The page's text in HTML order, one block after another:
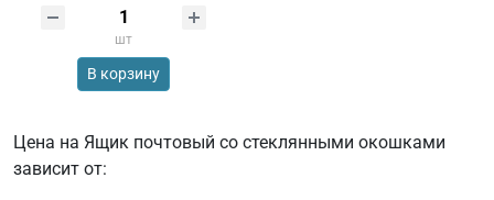
шт
В корзину
Цена на Ящик почтовый со стеклянными окошками
зависит от: